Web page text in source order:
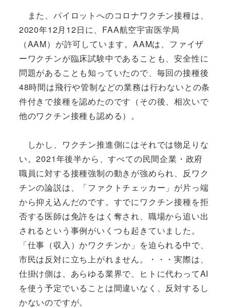
また、パイロットへのコロナワクチン接種は、
2020年12月12日に、FAA航空宇宙医学局
（AAM）が許可しています。AAMは、ファイザ
ーワクチンが臨床試験中であることも、安全性に
問題があることも知っていたので、毎回の接種後
48時間は飛行や管制などの業務は行わないとの条
件付きで接種を認めたのです（その後、相次いで
他のワクチン接種も認める）。
しかし、ワクチン推進側にはそれでは物足りな
い。2021年後半から、すべての民間企業・政府
職員に対する接種強制の動きが強められ、反ワク
チンの論説は、「ファクトチェッカー」が片っ端
から抑え込んだのです。すでにワクチン接種を拒
否する医師は免許をはく奪され、職場から追い出
されるという事例がいくつも起きていました。
「仕事（収入）かワクチンか」を迫られる中で、
市民は反対に立ち上がれません。・・・実際は、
仕掛け側は、あらゆる業界で、ヒトに代わってAI
を使う予定でいることは間違いなく、反対するし
かないのですが。